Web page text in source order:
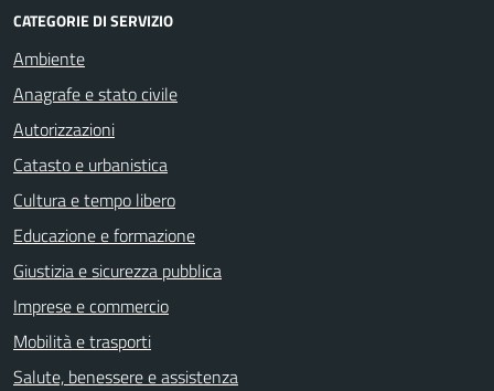
CATEGORIE DI SERVIZIO
Ambiente
Anagrafe e stato civile
Autorizzazioni
Catasto e urbanistica
Cultura e tempo libero
Educazione e formazione
Giustizia e sicurezza pubblica
Imprese e commercio
Mobilità e trasporti
Salute, benessere e assistenza